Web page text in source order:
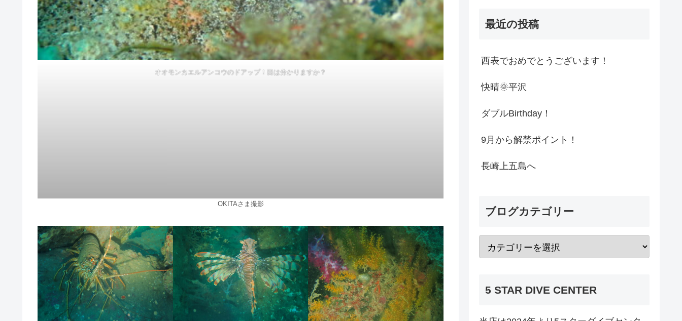
オオモンカエルアンコウのドアップ！目は分かりますか？
OKITAさま撮影
最近の投稿
西表でおめでとうございます！
快晴🌞平沢
ダブルBirthday！
9月から解禁ポイント！
長崎上五島へ
ブログカテゴリー
5 STAR DIVE CENTER